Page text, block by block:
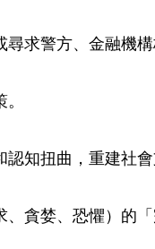
求警方、金融機構
知扭曲，重建社會
、貪婪、恐懼）的